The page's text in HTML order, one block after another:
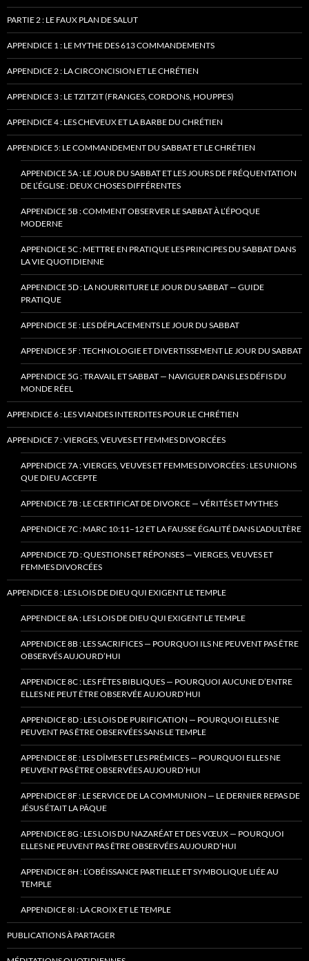
PARTIE 2 : LE FAUX PLAN DE SALUT
APPENDICE 1 : LE MYTHE DES 613 COMMANDEMENTS
APPENDICE 2 : LA CIRCONCISION ET LE CHRÉTIEN
APPENDICE 3 : LE TZITZIT (FRANGES, CORDONS, HOUPPES)
APPENDICE 4 : LES CHEVEUX ET LA BARBE DU CHRÉTIEN
APPENDICE 5: LE COMMANDEMENT DU SABBAT ET LE CHRÉTIEN
APPENDICE 5A : LE JOUR DU SABBAT ET LES JOURS DE FRÉQUENTATION
DE L’ÉGLISE : DEUX CHOSES DIFFÉRENTES
APPENDICE 5B : COMMENT OBSERVER LE SABBAT À L’ÉPOQUE
MODERNE
APPENDICE 5C : METTRE EN PRATIQUE LES PRINCIPES DU SABBAT DANS
LA VIE QUOTIDIENNE
APPENDICE 5D : LA NOURRITURE LE JOUR DU SABBAT — GUIDE
PRATIQUE
APPENDICE 5E : LES DÉPLACEMENTS LE JOUR DU SABBAT
APPENDICE 5F : TECHNOLOGIE ET DIVERTISSEMENT LE JOUR DU SABBAT
APPENDICE 5G : TRAVAIL ET SABBAT — NAVIGUER DANS LES DÉFIS DU
MONDE RÉEL
APPENDICE 6 : LES VIANDES INTERDITES POUR LE CHRÉTIEN
APPENDICE 7 : VIERGES, VEUVES ET FEMMES DIVORCÉES
APPENDICE 7A : VIERGES, VEUVES ET FEMMES DIVORCÉES : LES UNIONS
QUE DIEU ACCEPTE
APPENDICE 7B : LE CERTIFICAT DE DIVORCE — VÉRITÉS ET MYTHES
APPENDICE 7C : MARC 10:11–12 ET LA FAUSSE ÉGALITÉ DANS L’ADULTÈRE
APPENDICE 7D : QUESTIONS ET RÉPONSES — VIERGES, VEUVES ET
FEMMES DIVORCÉES
APPENDICE 8 : LES LOIS DE DIEU QUI EXIGENT LE TEMPLE
APPENDICE 8A : LES LOIS DE DIEU QUI EXIGENT LE TEMPLE
APPENDICE 8B : LES SACRIFICES — POURQUOI ILS NE PEUVENT PAS ÊTRE
OBSERVÉS AUJOURD’HUI
APPENDICE 8C : LES FÊTES BIBLIQUES — POURQUOI AUCUNE D’ENTRE
ELLES NE PEUT ÊTRE OBSERVÉE AUJOURD’HUI
APPENDICE 8D : LES LOIS DE PURIFICATION — POURQUOI ELLES NE
PEUVENT PAS ÊTRE OBSERVÉES SANS LE TEMPLE
APPENDICE 8E : LES DÎMES ET LES PRÉMICES — POURQUOI ELLES NE
PEUVENT PAS ÊTRE OBSERVÉES AUJOURD’HUI
APPENDICE 8F : LE SERVICE DE LA COMMUNION — LE DERNIER REPAS DE
JÉSUS ÉTAIT LA PÂQUE
APPENDICE 8G : LES LOIS DU NAZARÉAT ET DES VŒUX — POURQUOI
ELLES NE PEUVENT PAS ÊTRE OBSERVÉES AUJOURD’HUI
APPENDICE 8H : L’OBÉISSANCE PARTIELLE ET SYMBOLIQUE LIÉE AU
TEMPLE
APPENDICE 8I : LA CROIX ET LE TEMPLE
PUBLICATIONS À PARTAGER